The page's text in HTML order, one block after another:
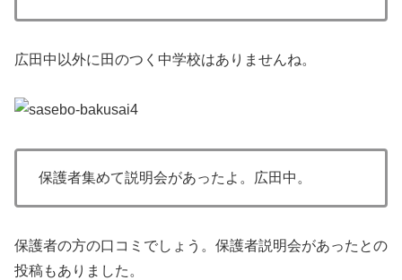
広田中以外に田のつく中学校はありませんね。
保護者集めて説明会があったよ。広田中。
保護者の方の口コミでしょう。保護者説明会があったとの
投稿もありました。